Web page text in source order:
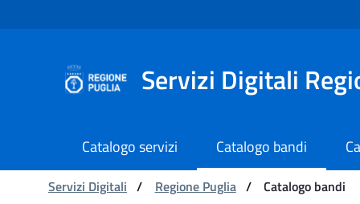
Navigazione
Servizi Digitali
Catalogo servizi Catalogo bandi
Ti trovi in:
Servizi Digitali / Regione Puglia / Catalogo bandi